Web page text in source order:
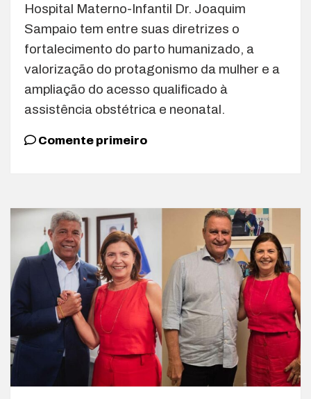
Hospital Materno-Infantil Dr. Joaquim
Sampaio tem entre suas diretrizes o
fortalecimento do parto humanizado, a
valorização do protagonismo da mulher e a
ampliação do acesso qualificado à
assistência obstétrica e neonatal.
Comente primeiro